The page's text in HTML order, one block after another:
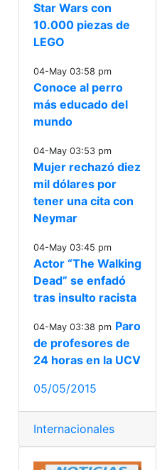
Star Wars con
10.000 piezas de
LEGO
04-May 03:58 pm
Conoce al perro
más educado del
mundo
04-May 03:53 pm
Mujer rechazó diez
mil dólares por
tener una cita con
Neymar
04-May 03:45 pm
Actor “The Walking
Dead” se enfadó
tras insulto racista
04-May 03:38 pm Paro
de profesores de
24 horas en la UCV
05/05/2015
Internacionales